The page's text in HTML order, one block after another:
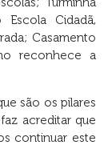
Cidadã,
Casamento
reconhece a
são os pilares
acreditar que
continuar este